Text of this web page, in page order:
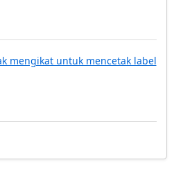
mengikat untuk mencetak label